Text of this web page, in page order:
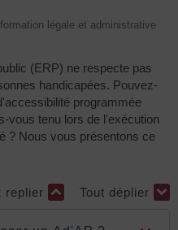
légale et administrative
(ERP) ne respecte pas
handicapées. Pouvez-
programmée
vous tenu lors de l'exécution
? Nous vous présentons ce
replier Tout déplier